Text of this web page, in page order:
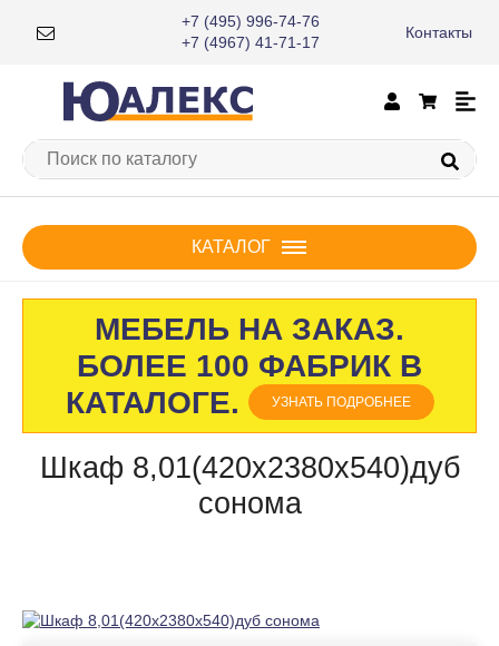
+7 (495) 996-74-76
+7 (4967) 41-71-17
Контакты
×
КАТАЛОГ
МЕБЕЛЬ НА ЗАКАЗ.
БОЛЕЕ 100 ФАБРИК В
КАТАЛОГЕ.
УЗНАТЬ ПОДРОБНЕЕ
Шкаф 8,01(420x2380x540)дуб
сонома